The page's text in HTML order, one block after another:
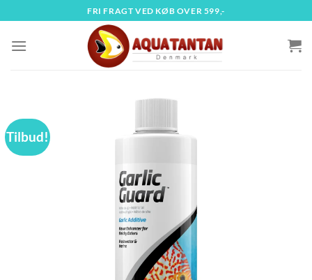
til
indhold
FRI FRAGT VED KØB OVER 599,-
Tilbud!